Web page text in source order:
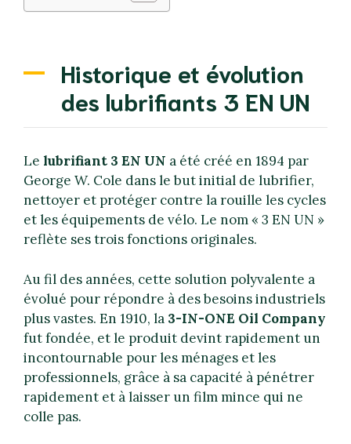
Historique et évolution
des lubrifiants 3 EN UN
Le lubrifiant 3 EN UN a été créé en 1894 par
George W. Cole dans le but initial de lubrifier,
nettoyer et protéger contre la rouille les cycles
et les équipements de vélo. Le nom « 3 EN UN »
reflète ses trois fonctions originales.
Au fil des années, cette solution polyvalente a
évolué pour répondre à des besoins industriels
plus vastes. En 1910, la 3-IN-ONE Oil Company
fut fondée, et le produit devint rapidement un
incontournable pour les ménages et les
professionnels, grâce à sa capacité à pénétrer
rapidement et à laisser un film mince qui ne
colle pas.